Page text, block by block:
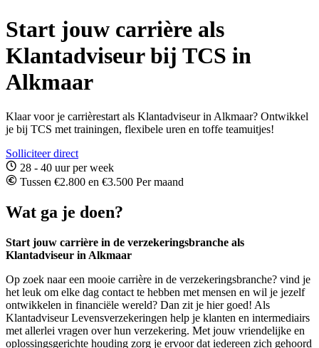
Start jouw carrière als
Klantadviseur bij TCS in
Alkmaar
Klaar voor je carrièrestart als Klantadviseur in Alkmaar? Ontwikkel
je bij TCS met trainingen, flexibele uren en toffe teamuitjes!
Solliciteer direct
28 - 40 uur per week
Tussen €2.800 en €3.500 Per maand
Wat ga je doen?
Start jouw carrière in de verzekeringsbranche als
Klantadviseur in Alkmaar
Op zoek naar een mooie carrière in de verzekeringsbranche? vind je
het leuk om elke dag contact te hebben met mensen en wil je jezelf
ontwikkelen in financiële wereld? Dan zit je hier goed! Als
Klantadviseur Levensverzekeringen help je klanten en intermediairs
met allerlei vragen over hun verzekering. Met jouw vriendelijke en
oplossingsgerichte houding zorg je ervoor dat iedereen zich gehoord